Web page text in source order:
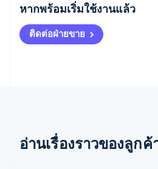
หากพร้อมเริ่มใช้งานแล้ว
ติดต่อฝ่ายขาย
อ่านเรื่องราวของลูกค้
เขตบริหารพิเศษฮ่องกง ประเทศ
English简体中文
แคนาดา
EnglishFrançais
ญี่ปุ่น
日本語English